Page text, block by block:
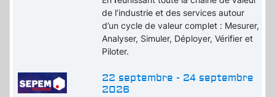
de l’industrie et des services autour
d’un cycle de valeur complet : Mesurer,
Analyser, Simuler, Déployer, Vérifier et
Piloter.
22 septembre - 24 septembre
2026